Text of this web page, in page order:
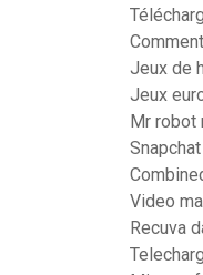
Jeux de
Jeux
Mr robot
Video
Recuva